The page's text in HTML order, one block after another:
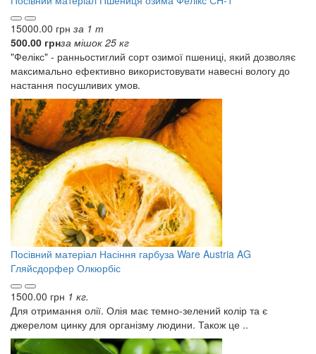
15000.00 грн за 1 т
500.00 грнза мішок 25 кг
"Фелікс" - ранньостиглий сорт озимої пшениці, який дозволяє
максимально ефективно використовувати навесні вологу до
настання посушливих умов.
Посівний матеріал Насіння гарбуза Ware Austria AG
Гляйсдорфер Олкюрбіс
1500.00 грн 1 кг.
Для отримання олії. Олія має темно-зелений колір та є
джерелом цинку для організму людини. Також це ..